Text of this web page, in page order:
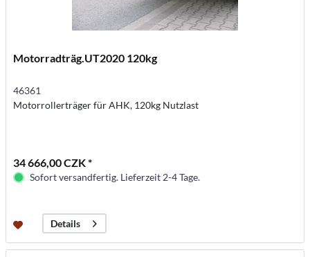
Motorradträg.UT2020 120kg
46361
Motorrollerträger für AHK, 120kg Nutzlast
34 666,00 CZK *
Sofort versandfertig. Lieferzeit 2-4 Tage.
Details